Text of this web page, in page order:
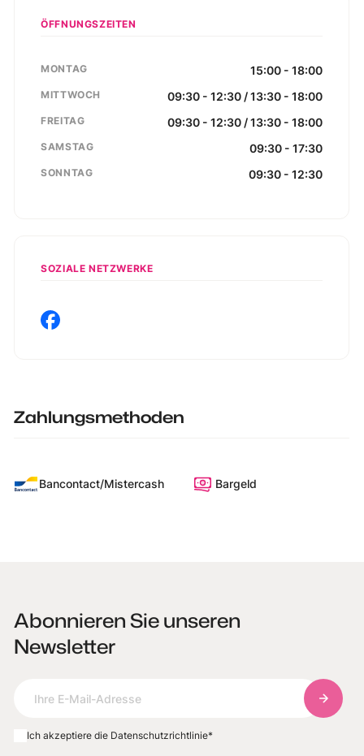
ÖFFNUNGSZEITEN
MONTAG 15:00 - 18:00
MITTWOCH 09:30 - 12:30 / 13:30 - 18:00
FREITAG 09:30 - 12:30 / 13:30 - 18:00
SAMSTAG 09:30 - 17:30
SONNTAG 09:30 - 12:30
SOZIALE NETZWERKE
Zahlungsmethoden
Bancontact/Mistercash Bargeld
Abonnieren Sie unseren
Newsletter
Ich akzeptiere die Datenschutzrichtlinie*